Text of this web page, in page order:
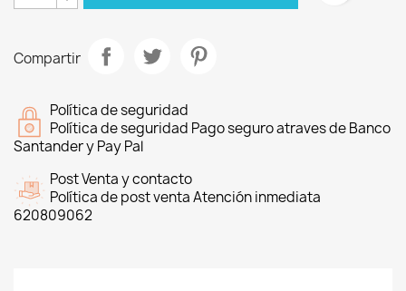
Compartir
Política de seguridad
Política de seguridad Pago seguro atraves de Banco
Santander y Pay Pal
Post Venta y contacto
Política de post venta Atención inmediata
620809062